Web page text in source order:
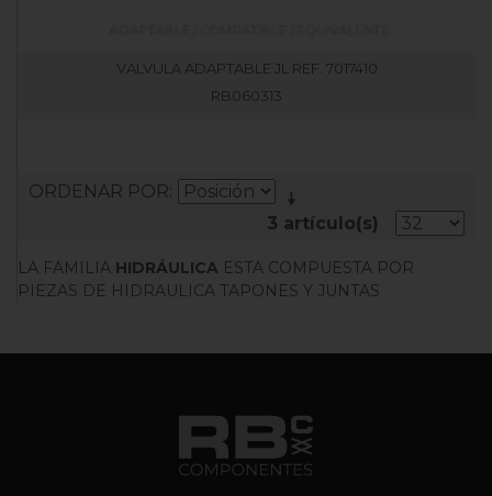
VALVULA ADAPTABLE JL REF. 7017410
RB060313
ORDENAR POR
3 artículo(s)
LA FAMILIA HIDRÁULICA ESTA COMPUESTA POR
PIEZAS DE HIDRAULICA TAPONES Y JUNTAS